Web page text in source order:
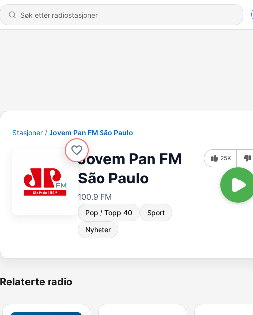
Stasjoner Jovem Pan FM São Paulo
Jovem Pan FM
São Paulo
100.9 FM
Pop / Topp 40 Sport
Nyheter
25K
Relaterte radio